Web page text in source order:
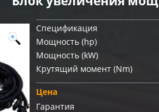
Спецификация
Мощность (hp)
Мощность (kW)
Крутящий момент (Nm)
Цена
Гарантия